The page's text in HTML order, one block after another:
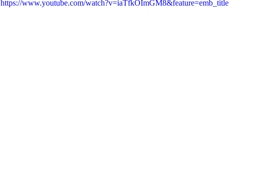
https://www.youtube.com/watch?v=iaTfkOImGM8&feature=emb_title